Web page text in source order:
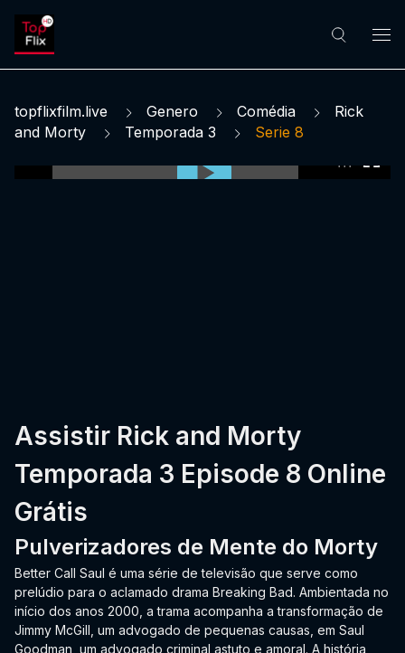
topflixfilm.live Genero Comédia
Rick
and Morty
Temporada 3 Serie 8
Assistir Rick and Morty
Temporada 3 Episode 8 Online
Grátis
Pulverizadores de Mente do Morty
Better Call Saul é uma série de televisão que serve como
prelúdio para o aclamado drama Breaking Bad. Ambientada no
início dos anos 2000, a trama acompanha a transformação de
Jimmy McGill, um advogado de pequenas causas, em Saul
Goodman, um advogado criminal astuto e amoral. A história